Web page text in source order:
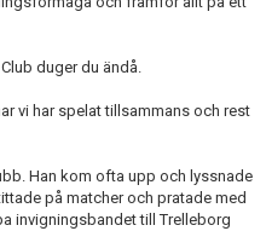
duger du ändå.
vi har spelat tillsammans och rest
Han kom ofta upp och lyssnade
på matcher och pratade med
invigningsbandet till Trelleborg